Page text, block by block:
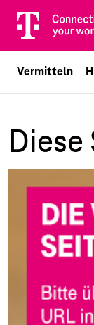
Telekom
Logo
Vermitteln